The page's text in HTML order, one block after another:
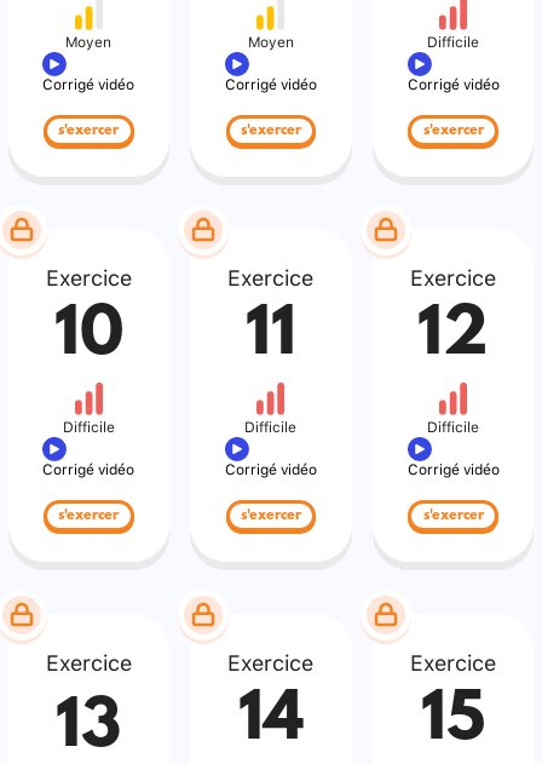
Moyen
Corrigé vidéo
s'exercer
Moyen
Corrigé vidéo
s'exercer
Difficile
Corrigé vidéo
s'exercer
Exercice
10
Difficile
Corrigé vidéo
s'exercer
Exercice
11
Difficile
Corrigé vidéo
s'exercer
Exercice
12
Difficile
Corrigé vidéo
s'exercer
Exercice
13
Exercice
14
Exercice
15